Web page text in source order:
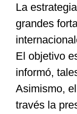
La
grandes
El objetivo
informó,
Asimismo,
través la